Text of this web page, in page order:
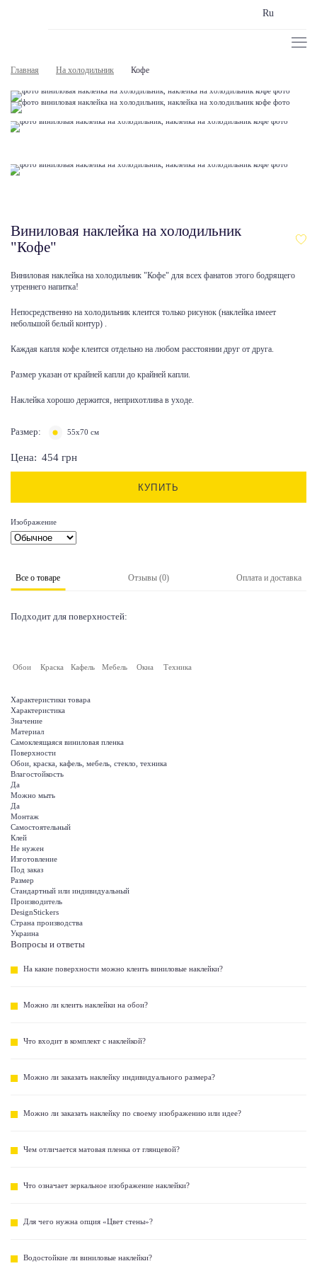
Ru
Главная На холодильник Кофе
Виниловая наклейка на холодильник
"Кофе"
Виниловая наклейка на холодильник "Кофе" для всех фанатов этого бодрящего
утреннего напитка!
Непосредственно на холодильник клеится только рисунок (наклейка имеет
небольшой белый контур) .
Каждая капля кофе клеится отдельно на любом расстоянии друг от друга.
Размер указан от крайней капли до крайней капли.
Наклейка хорошо держится, неприхотлива в уходе.
Размер: 55x70 см
Цена: 454 грн
КУПИТЬ
Изображение
Все о товаре Отзывы (0) Оплата и доставка
Подходит для поверхностей:
Обои Краска Кафель Мебель Окна Техника
Характеристики товара
Характеристика
Значение
Материал
Самоклеящаяся виниловая пленка
Поверхности
Обои, краска, кафель, мебель, стекло, техника
Влагостойкость
Да
Можно мыть
Да
Монтаж
Самостоятельный
Клей
Не нужен
Изготовление
Под заказ
Размер
Стандартный или индивидуальный
Производитель
DesignStickers
Страна производства
Украина
Вопросы и ответы
На какие поверхности можно клеить виниловые наклейки?
Можно ли клеить наклейки на обои?
Что входит в комплект с наклейкой?
Можно ли заказать наклейку индивидуального размера?
Можно ли заказать наклейку по своему изображению или идее?
Чем отличается матовая пленка от глянцевой?
Что означает зеркальное изображение наклейки?
Для чего нужна опция «Цвет стены»?
Водостойкие ли виниловые наклейки?